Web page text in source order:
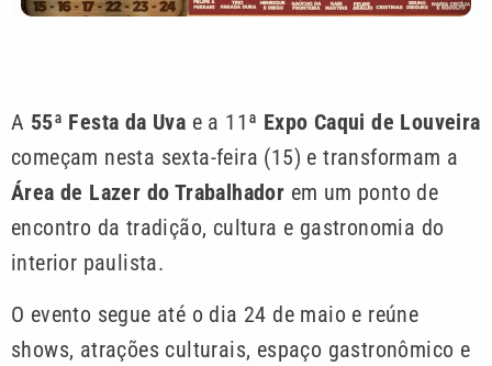
A 55ª Festa da Uva e a 11ª Expo Caqui de Louveira
começam nesta sexta-feira (15) e transformam a
Área de Lazer do Trabalhador em um ponto de
encontro da tradição, cultura e gastronomia do
interior paulista.
O evento segue até o dia 24 de maio e reúne
shows, atrações culturais, espaço gastronômico e